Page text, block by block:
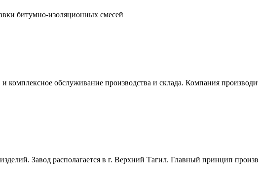
битумно-изоляционных смесей
комплексное обслуживание производства и склада. Компания
Завод располагается в г. Верхний Тагил. Главный принцип